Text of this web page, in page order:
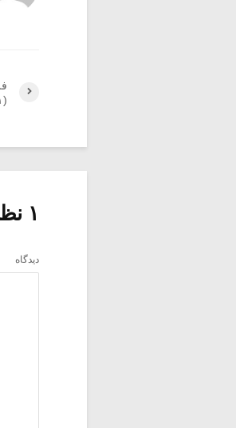
(۱)
۱ نظر
دیدگاه